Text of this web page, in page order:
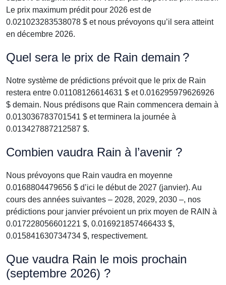
Le prix maximum prédit pour 2026 est de
0.021023283538078 $ et nous prévoyons qu’il sera atteint
en décembre 2026.
Quel sera le prix de Rain demain ?
Notre système de prédictions prévoit que le prix de Rain
restera entre 0.01108126614631 $ et 0.016295979626926
$ demain. Nous prédisons que Rain commencera demain à
0.013036783701541 $ et terminera la journée à
0.013427887212587 $.
Combien vaudra Rain à l’avenir ?
Nous prévoyons que Rain vaudra en moyenne
0.0168804479656 $ d’ici le début de 2027 (janvier). Au
cours des années suivantes – 2028, 2029, 2030 –, nos
prédictions pour janvier prévoient un prix moyen de RAIN à
0.017228056601221 $, 0.016921857466433 $,
0.015841630734734 $, respectivement.
Que vaudra Rain le mois prochain
(septembre 2026) ?